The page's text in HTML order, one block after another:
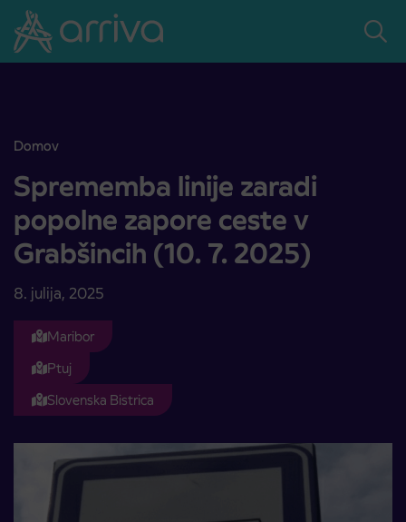
Skoči na vsebino
Domov
Sprememba linije zaradi popolne zapore ceste v Grabšincih (10. 7.
Sprememba linije zaradi
popolne zapore ceste v
Grabšincih (10. 7. 2025)
8. julija, 2025
Maribor
Ptuj
Slovenska Bistrica